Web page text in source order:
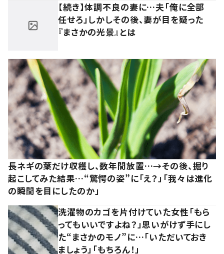
【続き】体調不良の妻に…夫「俺に全部
任せろ」しかしその後、妻が目を疑った
『まさかの光景』とは
長ネギの葉だけ収穫し、数年間放置…→その後、掘り
起こしてみた結果…“驚愕の姿”に「え？」「我々は進化
の瞬間を目にしたのか」
洗濯物のカゴを片付けていた女性「もら
ってもいいですよね？」思いがけず手にし
た“まさかのモノ”に…「いただいておき
ましょう」「もちろん！」